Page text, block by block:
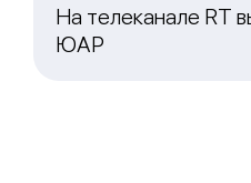
На телеканале RT
ЮАР